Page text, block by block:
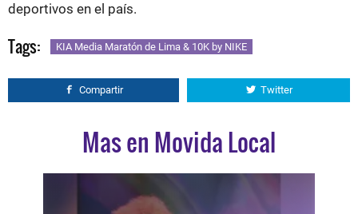
deportivos en el país.
Tags: KIA Media Maratón de Lima & 10K by NIKE
Compartir Twitter
Mas en Movida Local